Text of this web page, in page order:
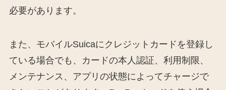
必要があります。
また、モバイルSuicaにクレジットカードを登録し
ている場合でも、カードの本人認証、利用制限、
メンテナンス、アプリの状態によってチャージで